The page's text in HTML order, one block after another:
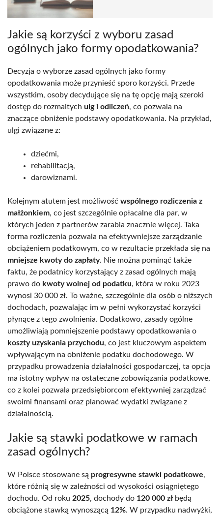
Jakie są korzyści z wyboru zasad
ogólnych jako formy opodatkowania?
Decyzja o wyborze zasad ogólnych jako formy
opodatkowania może przynieść sporo korzyści. Przede
wszystkim, osoby decydujące się na tę opcję mają szeroki
dostęp do rozmaitych ulg i odliczeń, co pozwala na
znaczące obniżenie podstawy opodatkowania. Na przykład,
ulgi związane z:
dziećmi,
rehabilitacją,
darowiznami.
Kolejnym atutem jest możliwość wspólnego rozliczenia z
małżonkiem, co jest szczególnie opłacalne dla par, w
których jeden z partnerów zarabia znacznie więcej. Taka
forma rozliczenia pozwala na efektywniejsze zarządzanie
obciążeniem podatkowym, co w rezultacie przekłada się na
mniejsze kwoty do zapłaty. Nie można pominąć także
faktu, że podatnicy korzystający z zasad ogólnych mają
prawo do kwoty wolnej od podatku, która w roku 2023
wynosi 30 000 zł. To ważne, szczególnie dla osób o niższych
dochodach, pozwalając im w pełni wykorzystać korzyści
płynące z tego zwolnienia. Dodatkowo, zasady ogólne
umożliwiają pomniejszenie podstawy opodatkowania o
koszty uzyskania przychodu, co jest kluczowym aspektem
wpływającym na obniżenie podatku dochodowego. W
przypadku prowadzenia działalności gospodarczej, ta opcja
ma istotny wpływ na ostateczne zobowiązania podatkowe,
co z kolei pozwala przedsiębiorcom efektywniej zarządzać
swoimi finansami oraz planować wydatki związane z
działalnością.
Jakie są stawki podatkowe w ramach
zasad ogólnych?
W Polsce stosowane są progresywne stawki podatkowe,
które różnią się w zależności od wysokości osiągniętego
dochodu. Od roku 2025, dochody do 120 000 zł będą
obciążone stawką wynoszącą 12%. W przypadku nadwyżki,